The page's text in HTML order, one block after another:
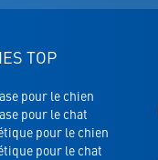
TOP
pour le chien
pour le chat
pour le chien
pour le chat